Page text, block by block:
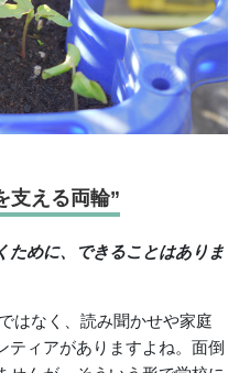
支える両輪”
めに、できることはありま
はなく、読み聞かせや家庭
ティアがありますよね。面倒